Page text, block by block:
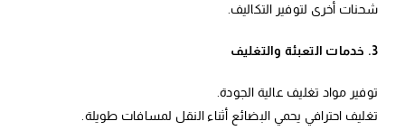
شحنات أخرى لتوفير التكاليف.
3. خدمات التعبئة والتغليف
توفير مواد تغليف عالية الجودة.
تغليف احترافي يحمي البضائع أثناء النقل لمسافات طويلة.